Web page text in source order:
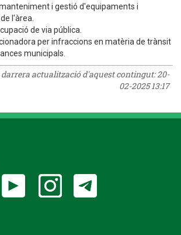
i gestió d'equipaments i
l'àrea.
de via pública.
per infraccions en matèria de trànsit
municipals.
darrera actualització d'aquest contingut:20-
02-2025 13:17